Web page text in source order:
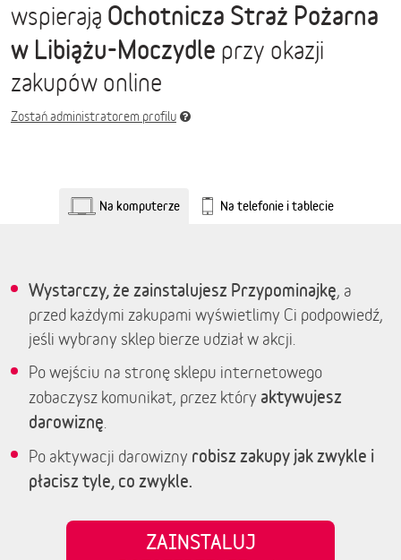
wspierają Ochotnicza Straż Pożarna
w Libiążu-Moczydle przy okazji
zakupów online
Zostań administratorem profilu
Na komputerze Na telefonie i tablecie
Wystarczy, że zainstalujesz Przypominajkę, a
przed każdymi zakupami wyświetlimy Ci podpowiedź,
jeśli wybrany sklep bierze udział w akcji.
Po wejściu na stronę sklepu internetowego
zobaczysz komunikat, przez który aktywujesz
darowiznę
Po aktywacji darowizny robisz zakupy jak zwykle i
płacisz tyle, co zwykle.
ZAINSTALUJ